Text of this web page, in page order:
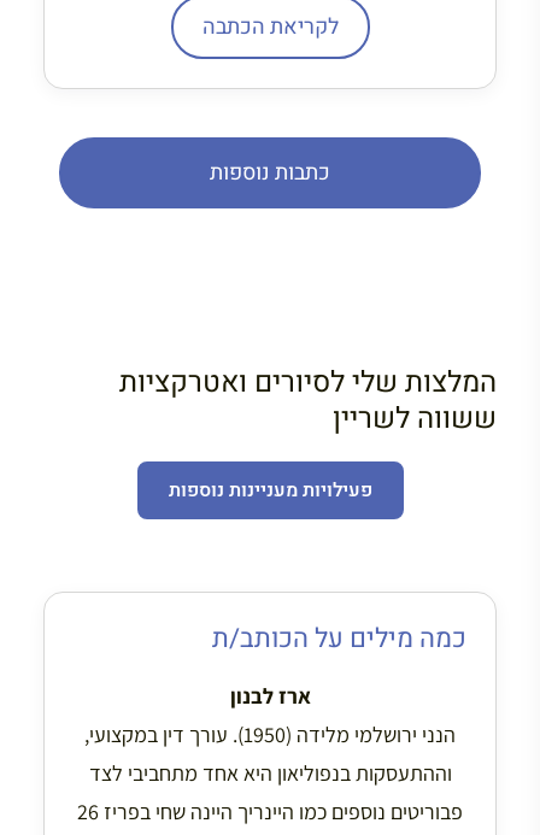
לקריאת הכתבה
כתבות נוספות
המלצות שלי לסיורים ואטרקציות
ששווה לשריין
פעילויות מעניינות נוספות
כמה מילים על הכותב/ת
ארז לבנון
הנני ירושלמי מלידה (1950). עורך דין במקצועי,
וההתעסקות בנפוליאון היא אחד מתחביבי לצד
פבוריטים נוספים כמו היינריך היינה שחי בפריז 26